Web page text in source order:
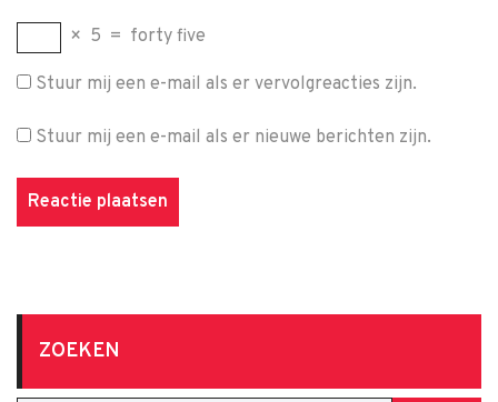
× 5 = forty five
Stuur mij een e-mail als er vervolgreacties zijn.
Stuur mij een e-mail als er nieuwe berichten zijn.
ZOEKEN